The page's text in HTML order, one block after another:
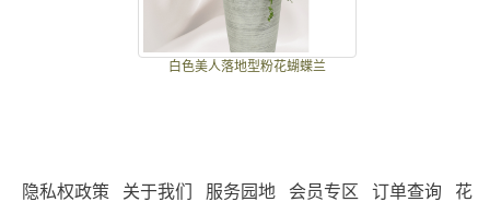
白色美人落地型粉花蝴蝶兰
隐私权政策 关于我们 服务园地 会员专区 订单查询
花